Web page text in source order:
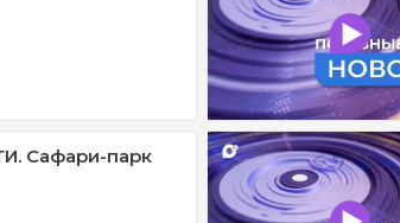
Сафари-парк